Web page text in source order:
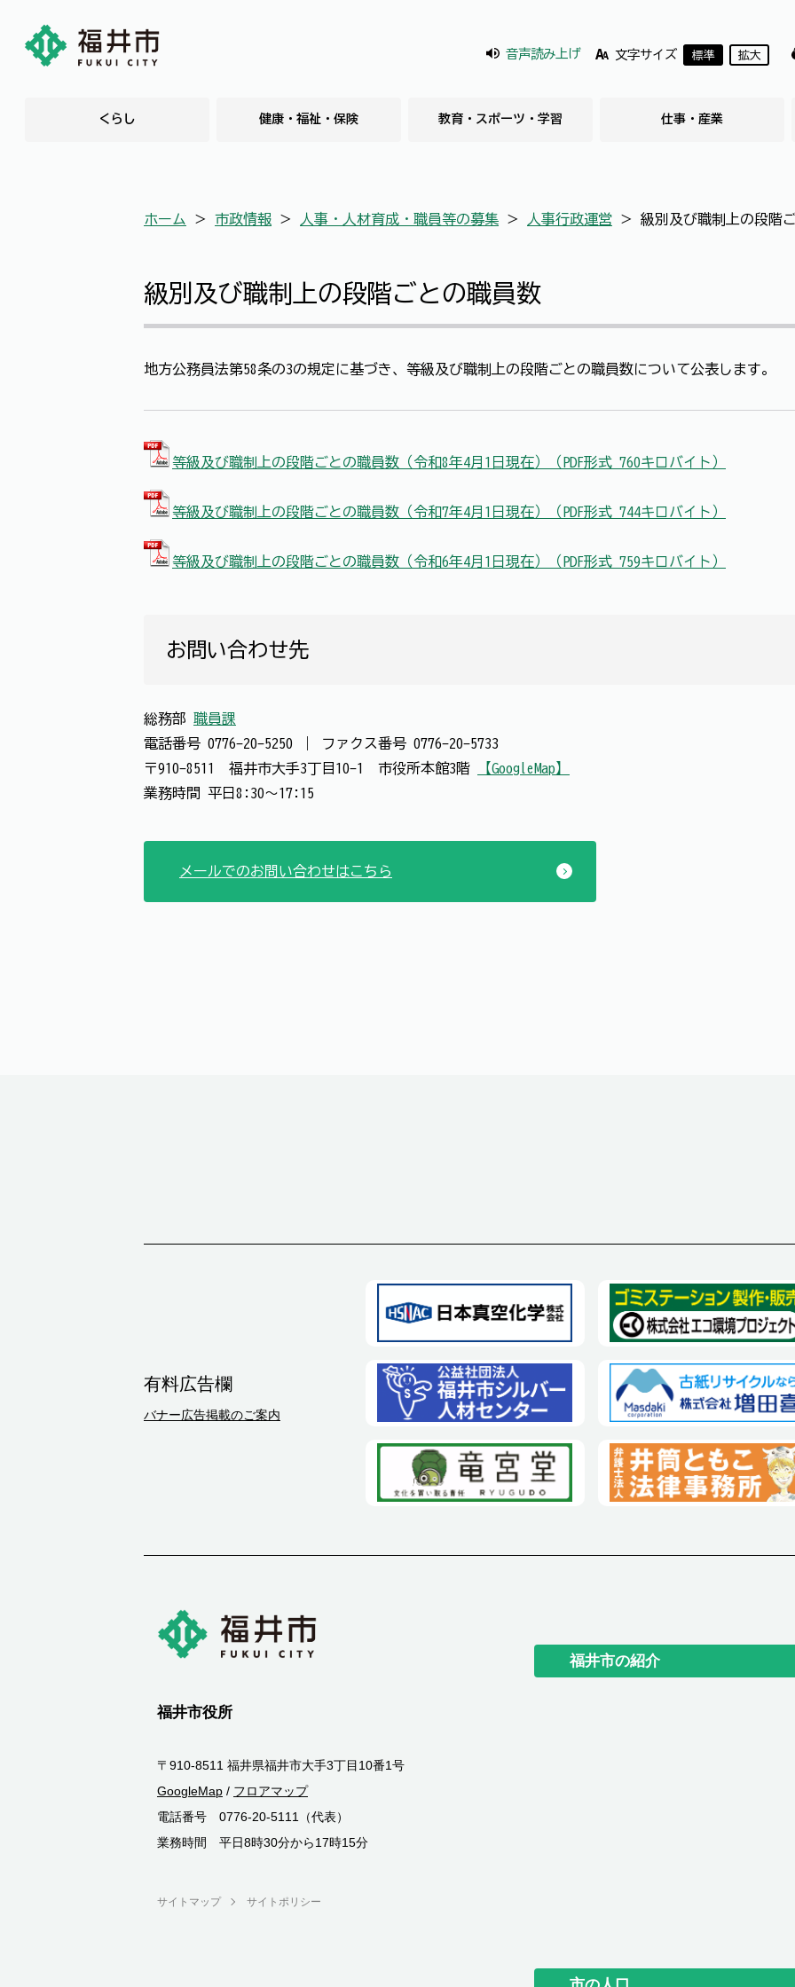
音声読み上げ 文字サイズ 標準 拡大
くらし 健康・福祉・保険 教育・スポーツ・学習 仕事・産業
ホーム ＞ 市政情報 ＞ 人事・人材育成・職員等の募集 ＞ 人事行政運営 ＞ 級別及び職制上の段階
級別及び職制上の段階ごとの職員数
地方公務員法第58条の3の規定に基づき、等級及び職制上の段階ごとの職員数について公表します。
等級及び職制上の段階ごとの職員数（令和8年4月1日現在）（PDF形式 760キロバイト）
等級及び職制上の段階ごとの職員数（令和7年4月1日現在）（PDF形式 744キロバイト）
等級及び職制上の段階ごとの職員数（令和6年4月1日現在）（PDF形式 759キロバイト）
お問い合わせ先
総務部
職員課
電話番号 0776-20-5250 ファクス番号 0776-20-5733
〒910-8511 福井市大手3丁目10-1 市役所本館3階
【GoogleMap】
業務時間 平日8:30～17:15
メールでのお問い合わせはこちら
有料広告欄
バナー広告掲載のご案内
福井市役所
〒910-8511 福井県福井市大手3丁目10番1号
GoogleMap / フロアマップ
電話番号 0776-20-5111（代表）
業務時間 平日8時30分から17時15分
サイトマップ サイトポリシー
福井市の紹介